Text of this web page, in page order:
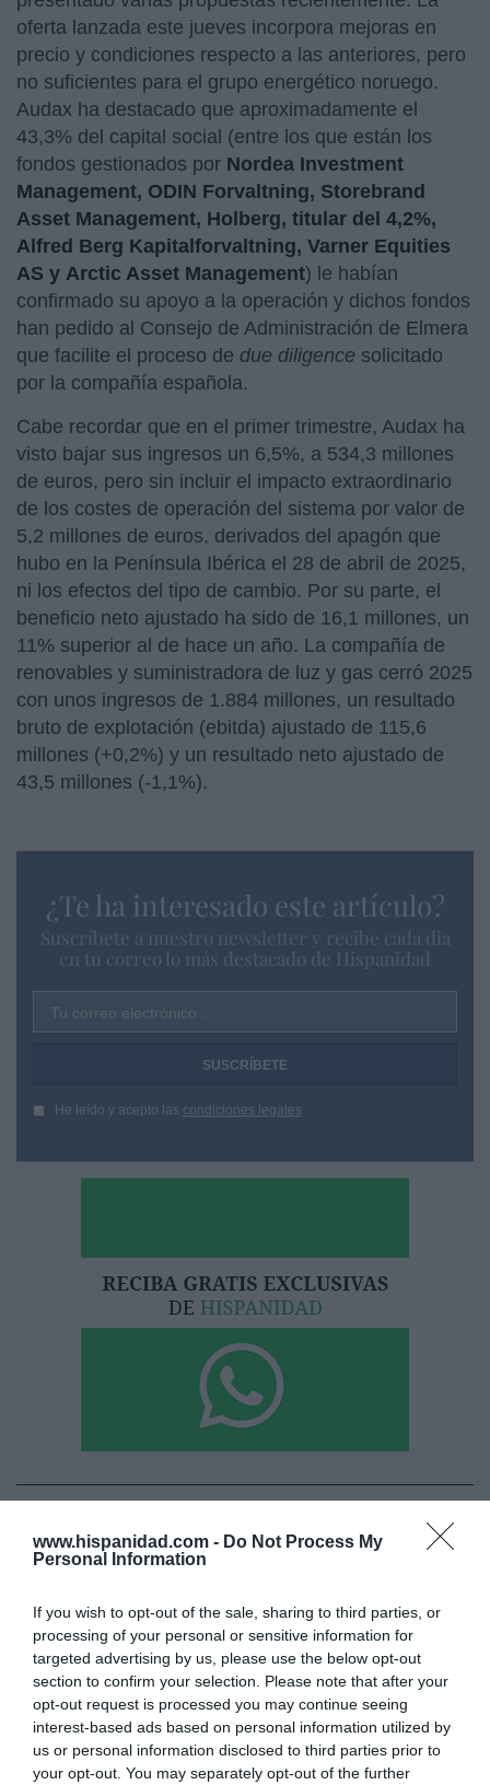
www.hispanidad.com - Do Not Process My
Personal Information
If you wish to opt-out of the sale, sharing to third parties, or
processing of your personal or sensitive information for
targeted advertising by us, please use the below opt-out
section to confirm your selection. Please note that after your
opt-out request is processed you may continue seeing
interest-based ads based on personal information utilized by
us or personal information disclosed to third parties prior to
your opt-out. You may separately opt-out of the further
oferta lanzada este jueves incorpora mejoras en
precio y condiciones respecto a las anteriores, pero
no suficientes para el grupo energético noruego.
Audax ha destacado que aproximadamente el
43,3% del capital social (entre los que están los
fondos gestionados por Nordea Investment
Management, ODIN Forvaltning, Storebrand
Asset Management, Holberg, titular del 4,2%,
Alfred Berg Kapitalforvaltning, Varner Equities
AS y Arctic Asset Management) le habían
confirmado su apoyo a la operación y dichos fondos
han pedido al Consejo de Administración de Elmera
que facilite el proceso de due diligence solicitado
por la compañía española.
Cabe recordar que en el primer trimestre, Audax ha
visto bajar sus ingresos un 6,5%, a 534,3 millones
de euros, pero sin incluir el impacto extraordinario
de los costes de operación del sistema por valor de
5,2 millones de euros, derivados del apagón que
hubo en la Península Ibérica el 28 de abril de 2025,
ni los efectos del tipo de cambio. Por su parte, el
beneficio neto ajustado ha sido de 16,1 millones, un
11% superior al de hace un año. La compañía de
renovables y suministradora de luz y gas cerró 2025
con unos ingresos de 1.884 millones, un resultado
bruto de explotación (ebitda) ajustado de 115,6
millones (+0,2%) y un resultado neto ajustado de
43,5 millones (-1,1%).
¿Te ha interesado este artículo?
Suscríbete a nuestro newsletter y recibe cada dia
en tu correo lo más destacado de Hispanidad
Tu correo electrónico...
He leído y acepto las condiciones legales
Hoy destacamos
ECONOMÍA
El desastre de los laudos de renovables: los
financiero de 6.600 millones para el Tesoro
Cristina Martín 08/08/26 06:00
ECONOMÍA
Seamos más responsables: no siempre el
banco tiene la culpa